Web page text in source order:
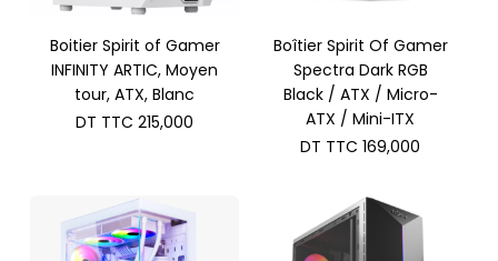
Boitier Spirit of Gamer
INFINITY ARTIC, Moyen
tour, ATX, Blanc
DT TTC 215,000
Boîtier Spirit Of Gamer
Spectra Dark RGB
Black / ATX / Micro-
ATX / Mini-ITX
DT TTC 169,000